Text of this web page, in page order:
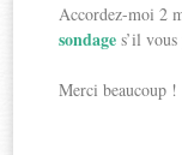
Accordez-moi 2
sondages’il
Merci beaucoup !